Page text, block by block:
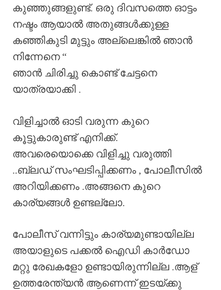
കുഞ്ഞുങ്ങളുണ്ട്. ഒരു ദിവസത്തെ ഓട്ടം
നഷ്ടം ആയാൽ അതുങ്ങൾക്കുള്ള
കഞ്ഞികുടി മുട്ടും അല്ലെങ്കിൽ ഞാൻ
നിന്നേനെ “
ഞാൻ ചിരിച്ചു കൊണ്ട് ചേട്ടനെ
യാത്രയാക്കി .
വിളിച്ചാൽ ഓടി വരുന്ന കുറെ
കൂട്ടുകാരുണ്ട് എനിക്ക്.
അവരെയൊക്കെ വിളിച്ചു വരുത്തി
..ബ്ലഡ് സംഘടിപ്പിക്കണം , പോലീസിൽ
അറിയിക്കണം .അങ്ങനെ കുറെ
കാര്യങ്ങൾ ഉണ്ടല്ലോ.
പോലീസ് വന്നിട്ടും കാര്യമുണ്ടായില്ല
അയാളുടെ പക്കൽ ഐഡി കാർഡോ
മറ്റു രേഖകളോ ഉണ്ടായിരുന്നില്ല .ആള്
ഉത്തരേന്ത്യൻ ആണെന്ന് ഇടയ്ക്കു